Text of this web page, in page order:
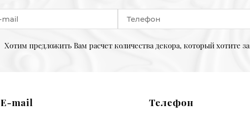
Хотим предложить Вам расчет количества декора, который хотите
E-mail Телефон